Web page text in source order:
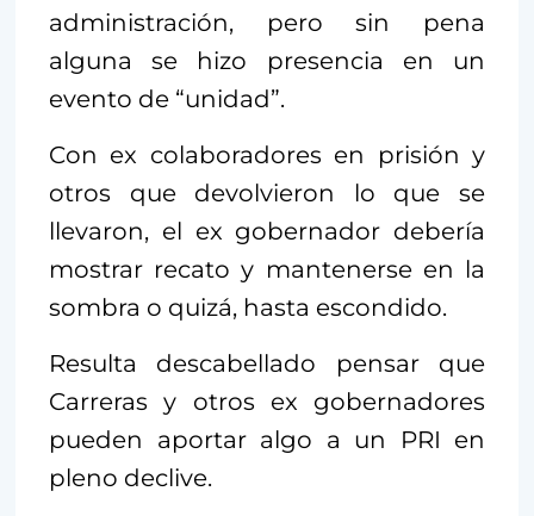
administración, pero sin pena
alguna se hizo presencia en un
evento de “unidad”.
Con ex colaboradores en prisión y
otros que devolvieron lo que se
llevaron, el ex gobernador debería
mostrar recato y mantenerse en la
sombra o quizá, hasta escondido.
Resulta descabellado pensar que
Carreras y otros ex gobernadores
pueden aportar algo a un PRI en
pleno declive.